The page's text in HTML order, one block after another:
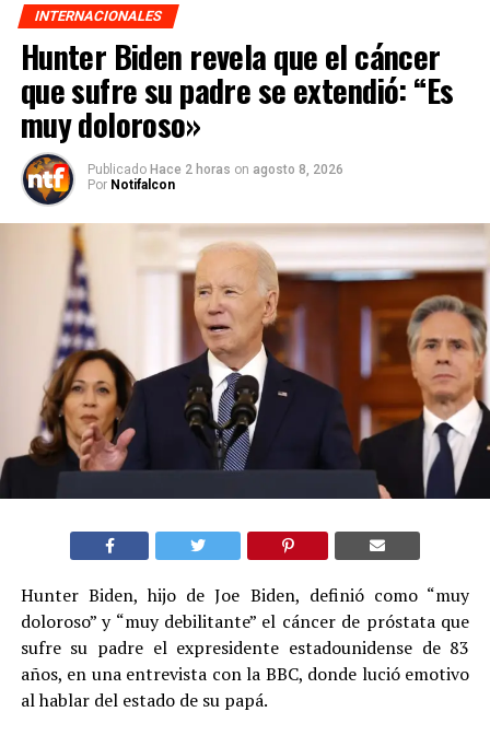
INTERNACIONALES
Hunter Biden revela que el cáncer
que sufre su padre se extendió: “Es
muy doloroso»
Publicado Hace 2 horas on agosto 8, 2026
Por Notifalcon
Hunter Biden, hijo de Joe Biden, definió como “muy
doloroso” y “muy debilitante” el cáncer de próstata que
sufre su padre el expresidente estadounidense de 83
años, en una entrevista con la BBC, donde lució emotivo
al hablar del estado de su papá.